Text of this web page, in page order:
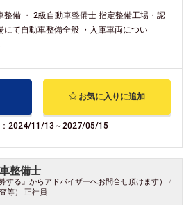
整備 ・ 2級自動車整備士 指定整備工場・認
にて自動車整備全般 ・入庫車両につい
お気に入りに追加
2024/11/13～2027/05/15
整備士
する』からアドバイザーへお問合せ頂けます） /
等） 正社員